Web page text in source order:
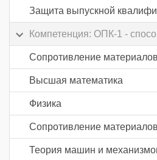
Компетенция: ОПК-1 -
Сопротивление материалов
Высшая математика
Физика
Сопротивление материалов
Теория машин и